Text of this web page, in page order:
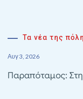
Τα νέα της
Αυγ 3, 2026
Παραπόταμος: